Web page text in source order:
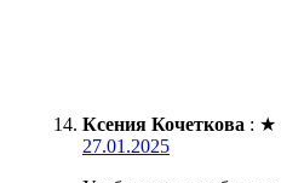
Ксения Кочеткова : ★
27.01.2025